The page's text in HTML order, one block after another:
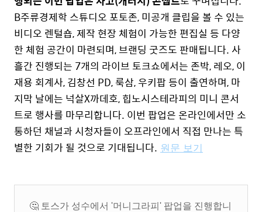
B주류경제학 스튜디오 포토존, 미공개 클립을 볼 수 있는
비디오 렌털숍, 제작 현장 체험이 가능한 편집실 등 다양
한 체험 공간이 마련되며, 브랜딩 굿즈도 판매됩니다. 사
흘간 진행되는 7개의 라이브 토크쇼에서는 존박, 레오, 이
재용 회계사, 김창선 PD, 룩삼, 우키팝 등이 출연하며, 마
지막 날에는 넉살X까데호, 힙노시스테라피의 미니 콘서
트로 행사를 마무리합니다. 이번 팝업은 온라인에서만 소
통하던 채널과 시청자들이 오프라인에서 직접 만나는 특
별한 기회가 될 것으로 기대됩니다. 원문 보기
🤔 토스가 성수에서 '머니그라피' 팝업을 진행합니